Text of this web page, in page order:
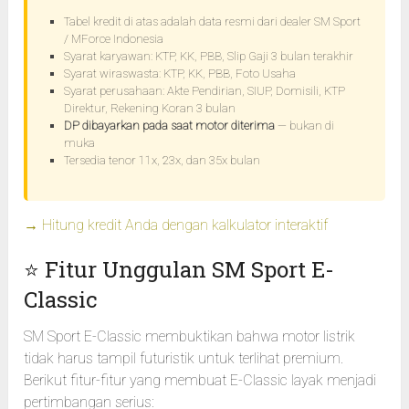
Tabel kredit di atas adalah data resmi dari dealer SM Sport
/ MForce Indonesia
Syarat karyawan: KTP, KK, PBB, Slip Gaji 3 bulan terakhir
Syarat wiraswasta: KTP, KK, PBB, Foto Usaha
Syarat perusahaan: Akte Pendirian, SIUP, Domisili, KTP
Direktur, Rekening Koran 3 bulan
DP dibayarkan pada saat motor diterima — bukan di
muka
Tersedia tenor 11x, 23x, dan 35x bulan
→ Hitung kredit Anda dengan kalkulator interaktif
⭐ Fitur Unggulan SM Sport E-
Classic
SM Sport E-Classic membuktikan bahwa motor listrik
tidak harus tampil futuristik untuk terlihat premium.
Berikut fitur-fitur yang membuat E-Classic layak menjadi
pertimbangan serius: